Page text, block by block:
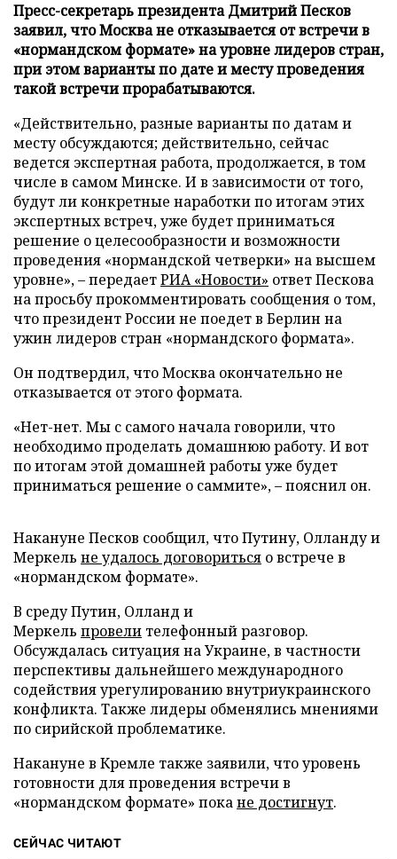
Пресс-секретарь президента Дмитрий Песков
заявил, что Москва не отказывается от встречи в
«нормандском формате» на уровне лидеров стран,
при этом варианты по дате и месту проведения
такой встречи прорабатываются.
«Действительно, разные варианты по датам и
месту обсуждаются; действительно, сейчас
ведется экспертная работа, продолжается, в том
числе в самом Минске. И в зависимости от того,
будут ли конкретные наработки по итогам этих
экспертных встреч, уже будет приниматься
решение о целесообразности и возможности
проведения «нормандской четверки» на высшем
уровне», – передаетРИА «Новости» ответ Пескова
на просьбу прокомментировать сообщения о том,
что президент России не поедет в Берлин на
ужин лидеров стран «нормандского формата».
Он подтвердил, что Москва окончательно не
отказывается от этого формата.
«Нет-нет. Мы с самого начала говорили, что
необходимо проделать домашнюю работу. И вот
по итогам этой домашней работы уже будет
приниматься решение о саммите», – пояснил он.
Накануне Песков сообщил, что Путину, Олланду и
Меркель не удалось договориться о встрече в
«нормандском формате».
В среду Путин, Олланд и
Меркель провели телефонный разговор.
Обсуждалась ситуация на Украине, в частности
перспективы дальнейшего международного
содействия урегулированию внутриукраинского
конфликта. Также лидеры обменялись мнениями
по сирийской проблематике.
Накануне в Кремле также заявили, что уровень
готовности для проведения встречи в
«нормандском формате» покане достигнут.
СЕЙЧАС ЧИТАЮТ